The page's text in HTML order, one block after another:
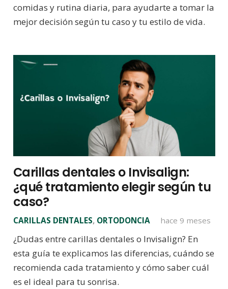
comidas y rutina diaria, para ayudarte a tomar la
mejor decisión según tu caso y tu estilo de vida.
Carillas dentales o Invisalign:
¿qué tratamiento elegir según tu
caso?
CARILLAS DENTALES, ORTODONCIA hace 9 meses
¿Dudas entre carillas dentales o Invisalign? En
esta guía te explicamos las diferencias, cuándo se
recomienda cada tratamiento y cómo saber cuál
es el ideal para tu sonrisa.